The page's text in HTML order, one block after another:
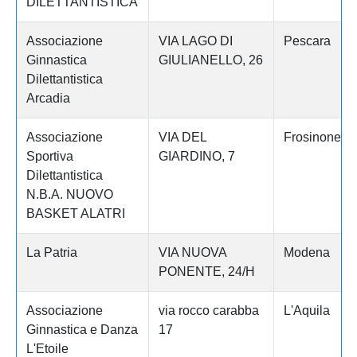
Associazione
Ginnastica
Dilettantistica
Arcadia
VIA LAGO DI
GIULIANELLO, 26
Pescara
Associazione
Sportiva
Dilettantistica
N.B.A. NUOVO
BASKET ALATRI
VIA DEL
GIARDINO, 7
Frosinone
La Patria
VIA NUOVA
PONENTE, 24/H
Modena
Associazione
Ginnastica e Danza
L'Etoile
via rocco carabba
17
L'Aquila